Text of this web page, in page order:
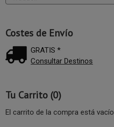
Costes de Envío
GRATIS *
Consultar Destinos
Tu Carrito (0)
El carrito de la compra está vacío